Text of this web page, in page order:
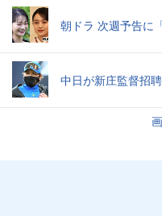
朝ドラ 次週予告に
中日が新庄監督招